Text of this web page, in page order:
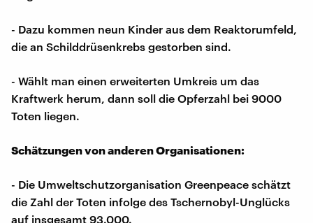
- Dazu kommen neun Kinder aus dem Reaktorumfeld,
die an Schilddrüsenkrebs gestorben sind.
- Wählt man einen erweiterten Umkreis um das
Kraftwerk herum, dann soll die Opferzahl bei 9000
Toten liegen.
Schätzungen von anderen Organisationen:
- Die Umweltschutzorganisation Greenpeace schätzt
die Zahl der Toten infolge des Tschernobyl-Unglücks
auf insgesamt 93.000.